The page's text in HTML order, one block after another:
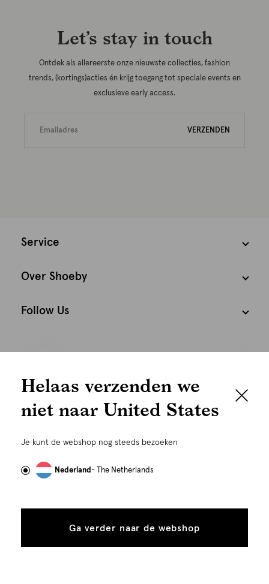
graag persoonlijk
gebruiken wij cookies en daarmee vergelijkbare
om advertenties te personaliseren...
tonen
toestaan
Let’s stay in touch
Ontdek als allereerste onze nieuwste collecties, fashion
trends, (kortings)acties én krijg toegang tot speciale events en
exclusieve early access.
VERZENDEN
Service
Over Shoeby
Follow Us
Alle rechten voorbehouden. Shoeby 2026
Helaas verzenden we
niet naar United States
Je kunt de webshop nog steeds bezoeken
Nederland- The Netherlands
Ga verder naar de webshop